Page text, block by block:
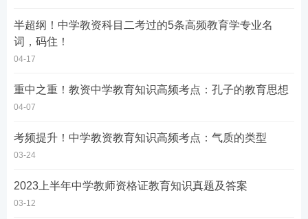
半超纲！中学教资科目二考过的5条高频教育学专业名
词，码住！
04-17
重中之重！教资中学教育知识高频考点：孔子的教育思想
04-07
考频提升！中学教资教育知识高频考点：气质的类型
03-24
2023上半年中学教师资格证教育知识真题及答案
03-12